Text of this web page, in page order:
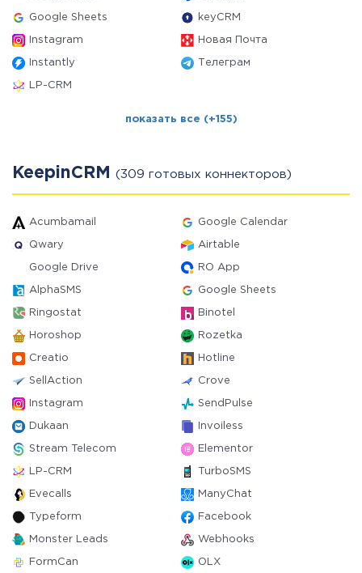
Google Sheets keyCRM
Instagram Новая Почта
Instantly Телеграм
LP-CRM
показать все (+155)
KeepinCRM (309 готовых коннекторов)
Acumbamail Google Calendar
Qwary Airtable
Google Drive RO App
AlphaSMS Google Sheets
Ringostat Binotel
Horoshop Rozetka
Creatio Hotline
SellAction Crove
Instagram SendPulse
Dukaan Invoiless
Stream Telecom Elementor
LP-CRM TurboSMS
Evecalls ManyChat
Typeform Facebook
Monster Leads Webhooks
FormCan OLX